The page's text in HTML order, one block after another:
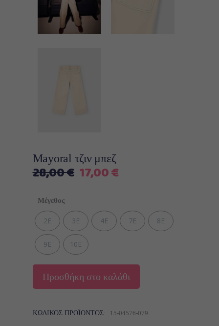
Mayoral τζιν μπεζ
28,00€ Original
28,00 €.
17,00€Η
είναι:
17,00 €.
Μέγεθος
2Ε 3Ε 4Ε 7Ε 8Ε
9Ε 10E
Προσθήκη στο καλάθι
ΚΩΔΙΚΌΣ ΠΡΟΪΌΝΤΟΣ: 15-04576-079